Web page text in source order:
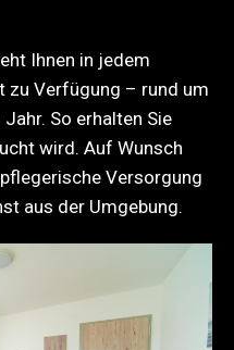
Ihnen in jedem
zu Verfügung – rund um
So erhalten Sie
wird. Auf Wunsch
Versorgung
aus der Umgebung.